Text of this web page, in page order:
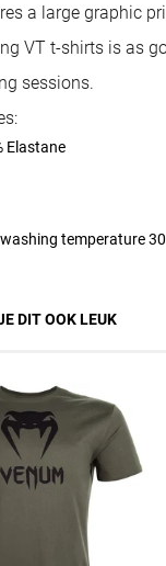
a large graphic
VT t-shirts is as
sessions.
Elastane
temperature 30
DIT OOK LEUK